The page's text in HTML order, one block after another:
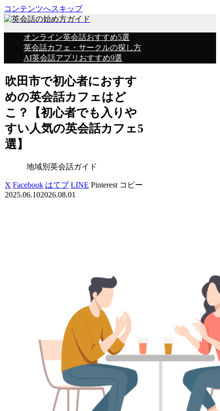
コンテンツへスキップ
オンライン英会話おすすめ5選
英会話カフェ・サークルの探し方
AI英会話アプリおすすめ9選
吹田市で初心者におすす
めの英会話カフェはど
こ？【初心者でも入りや
すい人気の英会話カフェ5
選】
地域別英会話ガイド
X Facebook はてブ LINE Pinterest コピー
2025.06.102026.08.01